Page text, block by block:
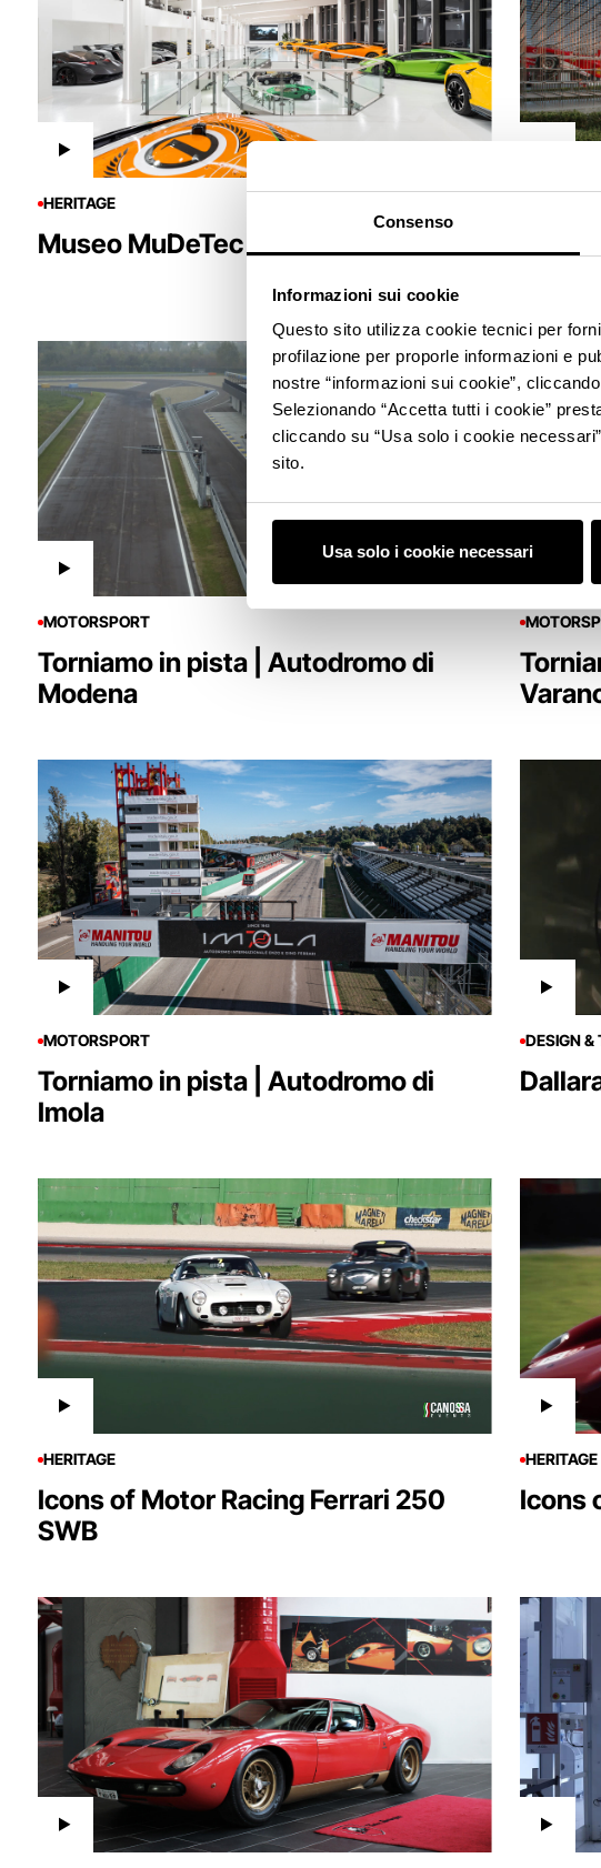
Consenso
Informazioni sui cookie
Questo sito utilizza cookie tecnici per
profilazione per proporle informazioni e
nostre “informazioni sui cookie”,
Selezionando “Accetta tutti i cookie”
cliccando su “Usa solo i cookie
sito.
Usa solo i cookie necessari
HERITAGE
Museo MuDeTec Lamborghini
MOTORSPORT
Torniamo in pista | Autodromo di
Modena
MOTORSPORT
Torniamo in pista | Autodromo di
Imola
DESIGN &
HERITAGE
Icons of Motor Racing Ferrari 250
SWB
HERITAGE
Icons